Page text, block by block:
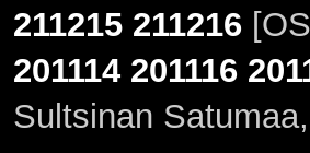
211215 211216
201114 201116
Sultsinan